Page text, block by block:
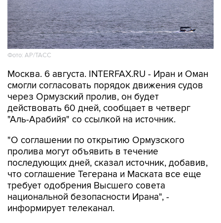
Фото: AP/ТАСС
Москва. 6 августа. INTERFAX.RU - Иран и Оман
смогли согласовать порядок движения судов
через Ормузский пролив, он будет
действовать 60 дней, сообщает в четверг
"Аль-Арабийя" со ссылкой на источник.
"О соглашении по открытию Ормузского
пролива могут объявить в течение
последующих дней, сказал источник, добавив,
что соглашение Тегерана и Маската все еще
требует одобрения Высшего совета
национальной безопасности Ирана", -
информирует телеканал.